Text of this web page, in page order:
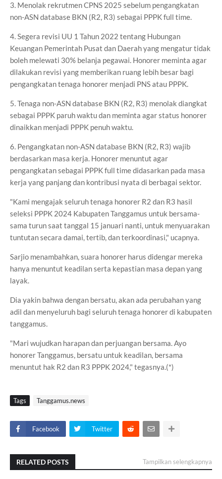
3. Menolak rekrutmen CPNS 2025 sebelum pengangkatan
non-ASN database BKN (R2, R3) sebagai PPPK full time.
4. Segera revisi UU 1 Tahun 2022 tentang Hubungan
Keuangan Pemerintah Pusat dan Daerah yang mengatur tidak
boleh melewati 30% belanja pegawai. Honorer meminta agar
dilakukan revisi yang memberikan ruang lebih besar bagi
pengangkatan tenaga honorer menjadi PNS atau PPPK.
5. Tenaga non-ASN database BKN (R2, R3) menolak diangkat
sebagai PPPK paruh waktu dan meminta agar status honorer
dinaikkan menjadi PPPK penuh waktu.
6. Pengangkatan non-ASN database BKN (R2, R3) wajib
berdasarkan masa kerja. Honorer menuntut agar
pengangkatan sebagai PPPK full time didasarkan pada masa
kerja yang panjang dan kontribusi nyata di berbagai sektor.
"Kami mengajak seluruh tenaga honorer R2 dan R3 hasil
seleksi PPPK 2024 Kabupaten Tanggamus untuk bersama-
sama turun saat tanggal 15 januari nanti, untuk menyuarakan
tuntutan secara damai, tertib, dan terkoordinasi," ucapnya.
Sarjio menambahkan, suara honorer harus didengar mereka
hanya menuntut keadilan serta kepastian masa depan yang
layak.
Dia yakin bahwa dengan bersatu, akan ada perubahan yang
adil dan menyeluruh bagi seluruh tenaga honorer di kabupaten
tanggamus.
"Mari wujudkan harapan dan perjuangan bersama. Ayo
honorer Tanggamus, bersatu untuk keadilan, bersama
menuntut hak R2 dan R3 PPPK 2024," tegasnya.(*)
Tags Tanggamus.news
Facebook Twitter
RELATED POSTS Tampilkan selengkapnya